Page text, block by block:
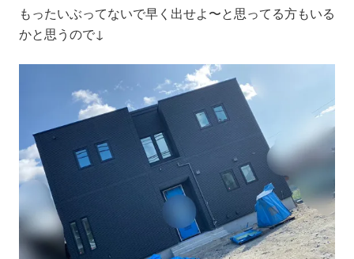
もったいぶってないで早く出せよ〜と思ってる方もいる
かと思うので↓